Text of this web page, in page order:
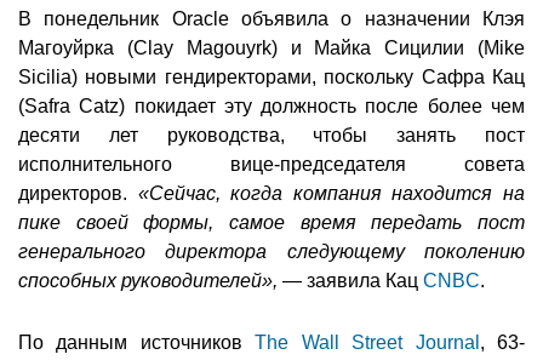
В понедельник Oracle объявила о назначении Клэя
Магоуйрка (Clay Magouyrk) и Майка Сицилии (Mike
Sicilia) новыми гендиректорами, поскольку Сафра Кац
(Safra Catz) покидает эту должность после более чем
десяти лет руководства, чтобы занять пост
исполнительного вице-председателя совета
директоров. «Сейчас, когда компания находится на
пике своей формы, самое время передать пост
генерального директора следующему поколению
способных руководителей», — заявила Кац CNBC.
По данным источниковThe Wall Street Journal , 63-